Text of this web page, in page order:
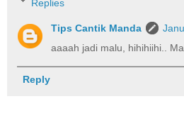
Replies
Tips Cantik Manda
aaaah jadi malu, hihihiihi..
Reply